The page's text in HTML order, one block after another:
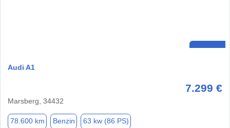
Audi A1
7.299 €
Marsberg, 34432
78.600 km Benzin 63 kw (86 PS)